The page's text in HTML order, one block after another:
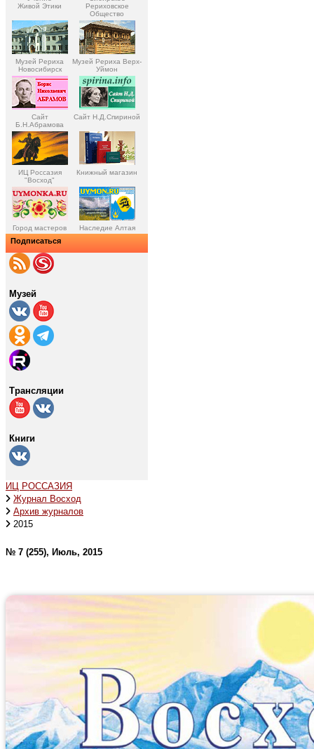
Живой Этики
Рериховское
Общество
Музей Рериха
Новосибирск
Музей Рериха Верх-
Уймон
Сайт
Б.Н.Абрамова
Сайт Н.Д.Спириной
ИЦ Россазия
"Восход"
Книжный магазин
Город мастеров Наследие Алтая
Подписаться
Музей
Трансляции
Книги
ИЦ РОССАЗИЯ
Журнал Восход
Архив журналов
2015
№ 7 (255), Июль, 2015